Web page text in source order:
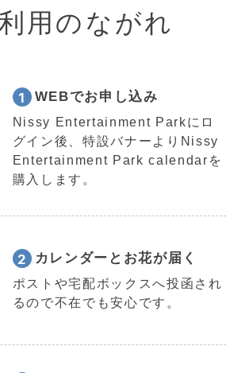
用のながれ
1 WEBでお申し込み
Nissy Entertainment Parkにロ
グイン後、特設バナーよりNissy
Entertainment Park calendarを
購入します。
2 カレンダーとお花が届く
ポストや宅配ボックスへ投函され
るので不在でも安心です。